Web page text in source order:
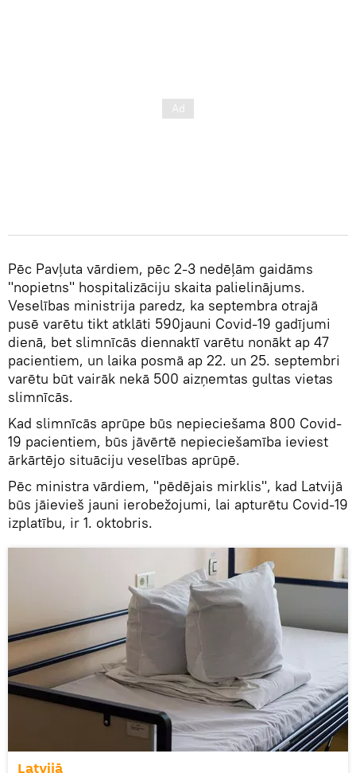
Pēc Pavļuta vārdiem, pēc 2-3 nedēļām gaidāms
"nopietns" hospitalizāciju skaita palielinājums.
Veselības ministrija paredz, ka septembra otrajā
pusē varētu tikt atklāti 590jauni Covid-19 gadījumi
dienā, bet slimnīcās diennaktī varētu nonākt ap 47
pacientiem, un laika posmā ap 22. un 25. septembri
varētu būt vairāk nekā 500 aizņemtas gultas vietas
slimnīcās.
Kad slimnīcās aprūpe būs nepieciešama 800 Covid-
19 pacientiem, būs jāvērtē nepieciešamība ieviest
ārkārtējo situāciju veselības aprūpē.
Pēc ministra vārdiem, "pēdējais mirklis", kad Latvijā
būs jāievieš jauni ierobežojumi, lai apturētu Covid-19
izplatību, ir 1. oktobris.
Latvijā